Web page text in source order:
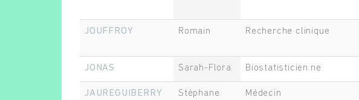
JOUFFROY Romain Recherche clinique
JONAS Sarah-Flora Biostatisticien.ne
JAUREGUIBERRY Stéphane Médecin